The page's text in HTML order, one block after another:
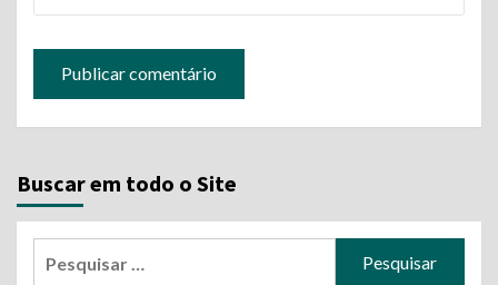
Buscar em todo o Site